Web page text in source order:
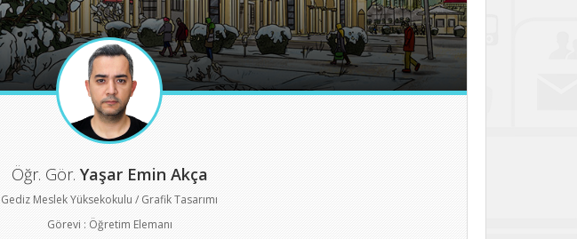
Öğr. Gör.Yaşar Emin Akça
Gediz Meslek Yüksekokulu / Grafik Tasarımı
Görevi : Öğretim Elemanı